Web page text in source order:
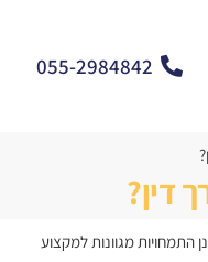
055-2984842
דין?
התמחויות מגוונות למקצוע